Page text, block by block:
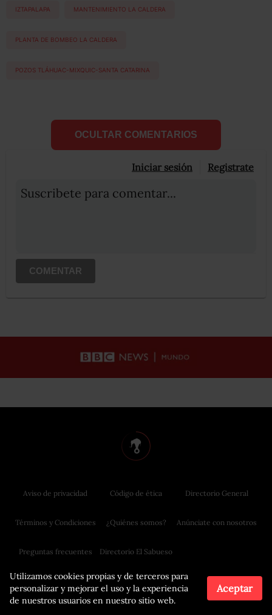
IZTAPALAPA MANTENIMIENTO LA CALDERA
PLANTA DE BOMBEO LA CALDERA
POZOS TLÁHUAC-MIXQUIC-SANTA CATARINA
OCULTAR COMENTARIOS
Iniciar sesión Registrate
Suscribete para comentar...
COMENTAR
Utilizamos cookies propias y de terceros para
personalizar y mejorar el uso y la experiencia
de nuestros usuarios en nuestro sitio web.
Aceptar
Aviso de privacidad
Términos y Condiciones
Preguntas frecuentes
Código de ética
¿Quiénes somos?
Directorio El Sabueso
Directorio General
Anúnciate con nosotros